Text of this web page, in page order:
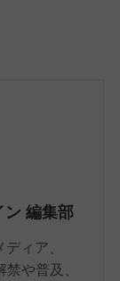
ン 編集部
ィア、
や普及、